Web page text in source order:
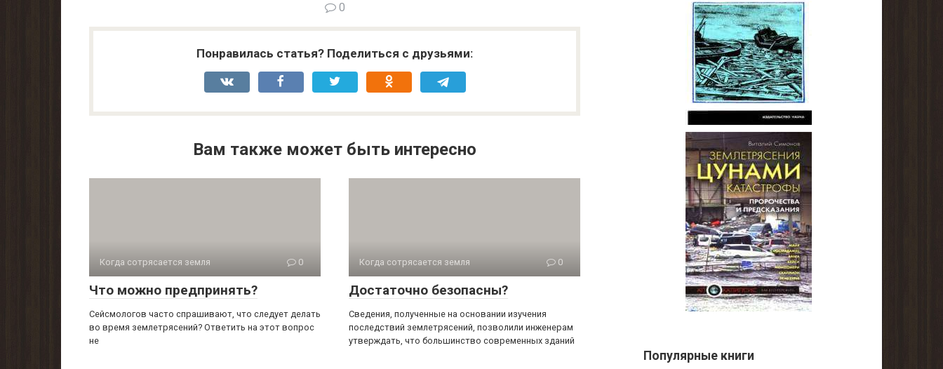
0
Понравилась статья? Поделиться с друзьями:
Вам также может быть интересно
Когда сотрясается земля 0
Что можно предпринять?
Сейсмологов часто спрашивают, что следует делать
во время землетрясений? Ответить на этот вопрос
не
Когда сотрясается земля 0
Достаточно безопасны?
Сведения, полученные на основании изучения
послед­ствий землетрясений, позволили инженерам
утверждать, что большинство современных зданий
Популярные книги